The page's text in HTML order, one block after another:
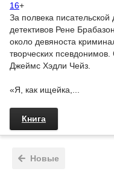
16+
За полвека писательской
детективов Рене
около девяноста
творческих
Джеймс Хэдли Чейз.
«Я, как ищейка,...
Книга
Новые